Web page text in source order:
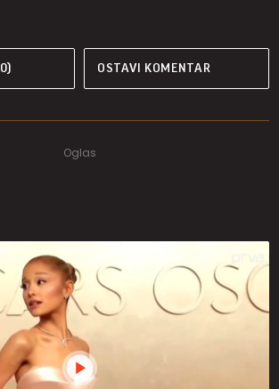
OSTAVI KOMENTAR